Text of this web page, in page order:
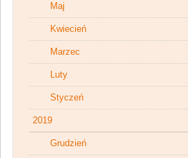
Maj
Kwiecień
Marzec
Luty
Styczeń
2019
Grudzień